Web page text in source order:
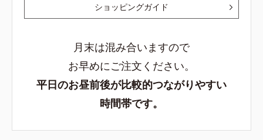
ショッピングガイド
月末は混み合いますので
お早めにご注文ください。
平日のお昼前後が比較的つながりやすい
時間帯です。